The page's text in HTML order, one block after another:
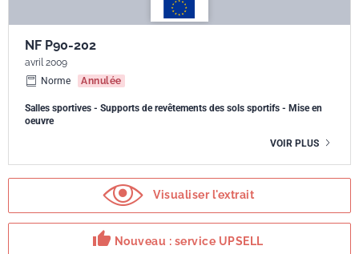
NF P90-202
avril 2009
Norme
Annulée
Salles sportives - Supports de revêtements des sols sportifs - Mise en
oeuvre
VOIR PLUS
Visualiser l'extrait
thumb_up Nouveau : service UPSELL